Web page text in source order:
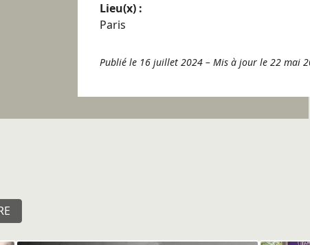
Lieu(x) :
Paris
Publié le 16 juillet 2024 – Mis à jour le 22 mai